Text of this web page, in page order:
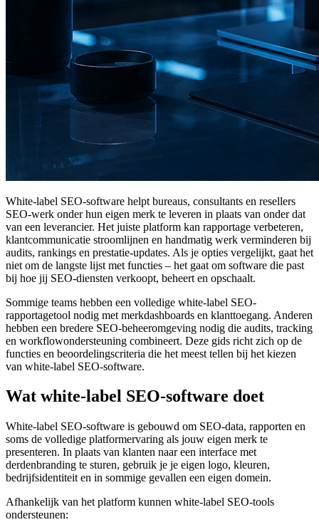
White-label SEO-software helpt bureaus, consultants en resellers
SEO-werk onder hun eigen merk te leveren in plaats van onder dat
van een leverancier. Het juiste platform kan rapportage verbeteren,
klantcommunicatie stroomlijnen en handmatig werk verminderen bij
audits, rankings en prestatie-updates. Als je opties vergelijkt, gaat het
niet om de langste lijst met functies – het gaat om software die past
bij hoe jij SEO-diensten verkoopt, beheert en opschaalt.
Sommige teams hebben een volledige white-label SEO-
rapportagetool nodig met merkdashboards en klanttoegang. Anderen
hebben een bredere SEO-beheeromgeving nodig die audits, tracking
en workflowondersteuning combineert. Deze gids richt zich op de
functies en beoordelingscriteria die het meest tellen bij het kiezen
van white-label SEO-software.
Wat white-label SEO-software doet
White-label SEO-software is gebouwd om SEO-data, rapporten en
soms de volledige platformervaring als jouw eigen merk te
presenteren. In plaats van klanten naar een interface met
derdenbranding te sturen, gebruik je je eigen logo, kleuren,
bedrijfsidentiteit en in sommige gevallen een eigen domein.
Afhankelijk van het platform kunnen white-label SEO-tools
ondersteunen: